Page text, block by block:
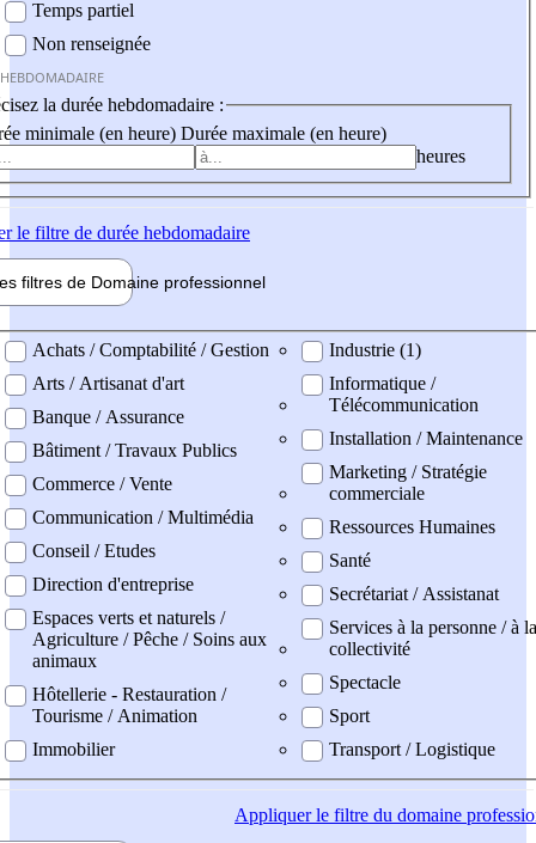
Temps partiel
Non renseignée
la durée hebdomadaire :
minimale (en heure) Durée maximale (en heure)
heures
le filtre de durée hebdomadaire
filtres de Domaine professionnel
professionel
Achats / Comptabilité / Gestion
Arts / Artisanat d'art
Banque / Assurance
Bâtiment / Travaux Publics
Commerce / Vente
Communication / Multimédia
Conseil / Etudes
Direction d'entreprise
Espaces verts et naturels /
Agriculture / Pêche / Soins aux
animaux
Hôtellerie - Restauration /
Tourisme / Animation
Immobilier
Industrie (1)
Informatique /
Télécommunication
Installation / Maintenance
Marketing / Stratégie
commerciale
Ressources Humaines
Santé
Secrétariat / Assistanat
Services à la personne / à la
collectivité
Spectacle
Sport
Transport / Logistique
Appliquerle filtre du domaine